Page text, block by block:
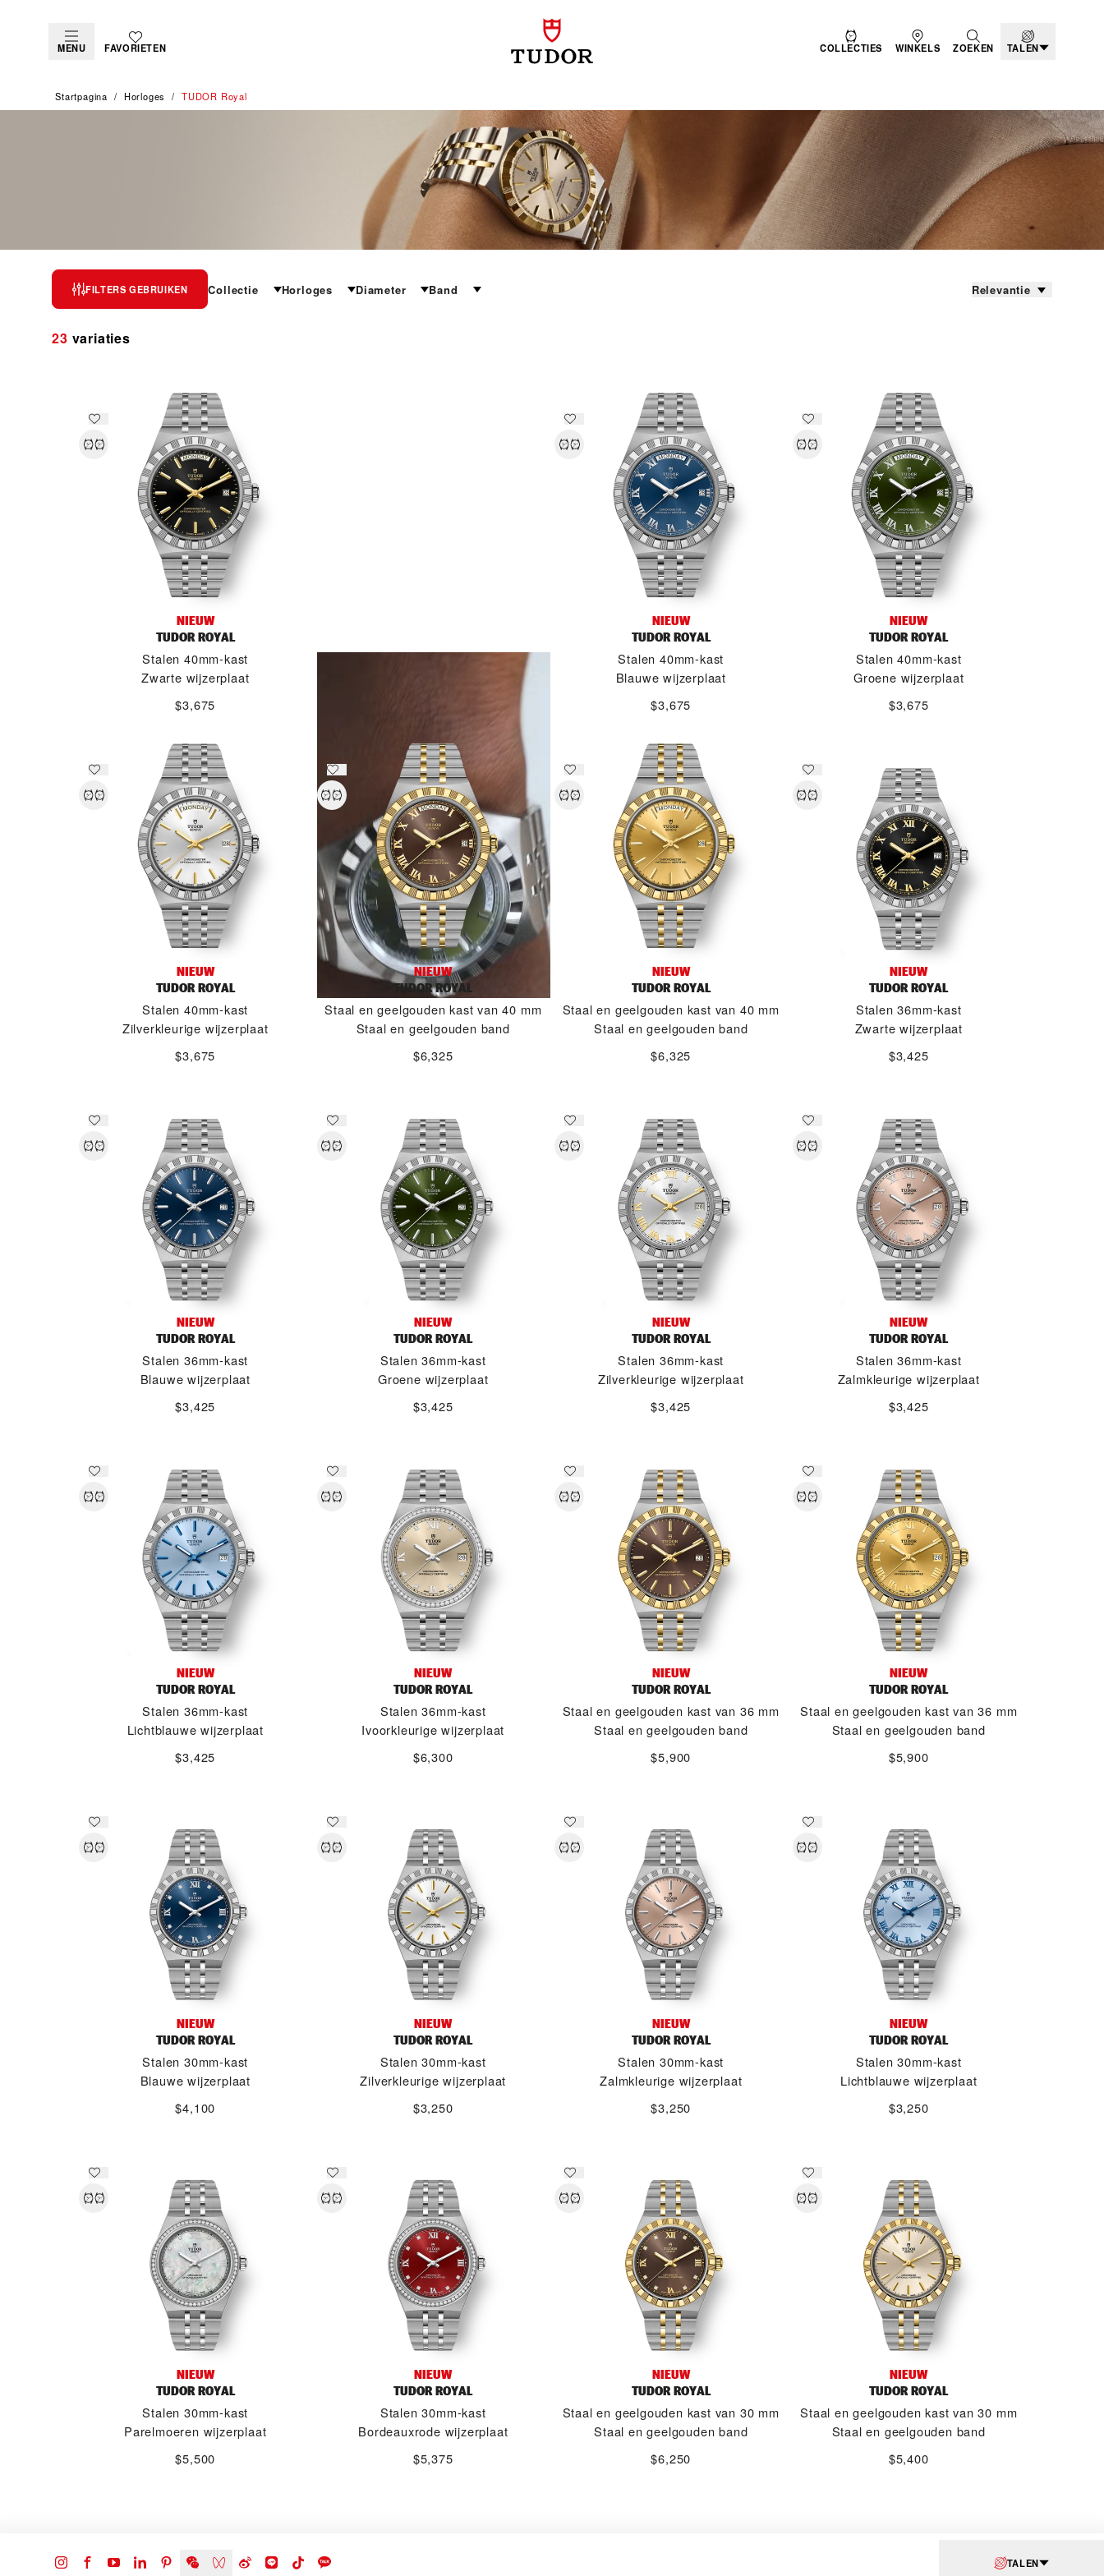
MENU FAVORIETEN COLLECTIES WINKELS ZOEKEN TALEN
Startpagina Horloges TUDOR Royal
TUDOR ROYAL
De belichaming van veelzijdige sportieve elegantie
FILTERS GEBRUIKEN Collectie Horloges Diameter Band Relevantie
23 variaties
NIEUW
TUDOR ROYAL
Stalen 40mm-kast
Zwarte wijzerplaat
$3,675
NIEUW
TUDOR ROYAL
Stalen 40mm-kast
Blauwe wijzerplaat
$3,675
NIEUW
TUDOR ROYAL
Stalen 40mm-kast
Groene wijzerplaat
$3,675
NIEUW
TUDOR ROYAL
Stalen 40mm-kast
Zilverkleurige wijzerplaat
$3,675
NIEUW
TUDOR ROYAL
Staal en geelgouden kast van 40 mm
Staal en geelgouden band
$6,325
NIEUW
TUDOR ROYAL
Staal en geelgouden kast van 40 mm
Staal en geelgouden band
$6,325
NIEUW
TUDOR ROYAL
Stalen 36mm-kast
Zwarte wijzerplaat
$3,425
NIEUW
TUDOR ROYAL
Stalen 36mm-kast
Blauwe wijzerplaat
$3,425
NIEUW
TUDOR ROYAL
Stalen 36mm-kast
Groene wijzerplaat
$3,425
NIEUW
TUDOR ROYAL
Stalen 36mm-kast
Zilverkleurige wijzerplaat
$3,425
NIEUW
TUDOR ROYAL
Stalen 36mm-kast
Zalmkleurige wijzerplaat
$3,425
NIEUW
TUDOR ROYAL
Stalen 36mm-kast
Lichtblauwe wijzerplaat
$3,425
NIEUW
TUDOR ROYAL
Stalen 36mm-kast
Ivoorkleurige wijzerplaat
$6,300
NIEUW
TUDOR ROYAL
Staal en geelgouden kast van 36 mm
Staal en geelgouden band
$5,900
NIEUW
TUDOR ROYAL
Staal en geelgouden kast van 36 mm
Staal en geelgouden band
$5,900
NIEUW
TUDOR ROYAL
Stalen 30mm-kast
Blauwe wijzerplaat
$4,100
NIEUW
TUDOR ROYAL
Stalen 30mm-kast
Zilverkleurige wijzerplaat
$3,250
NIEUW
TUDOR ROYAL
Stalen 30mm-kast
Zalmkleurige wijzerplaat
$3,250
NIEUW
TUDOR ROYAL
Stalen 30mm-kast
Lichtblauwe wijzerplaat
$3,250
NIEUW
TUDOR ROYAL
Stalen 30mm-kast
Parelmoeren wijzerplaat
$5,500
NIEUW
TUDOR ROYAL
Stalen 30mm-kast
Bordeauxrode wijzerplaat
$5,375
NIEUW
TUDOR ROYAL
Staal en geelgouden kast van 30 mm
Staal en geelgouden band
$6,250
NIEUW
TUDOR ROYAL
Staal en geelgouden kast van 30 mm
Staal en geelgouden band
$5,400
TALEN